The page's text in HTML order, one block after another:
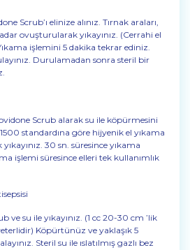
Scrub’ı elinize alınız. Tırnak araları,
ovuşturularak yıkayınız. (Cerrahi el
işlemini 5 dakika tekrar ediniz.
Durulamadan sonra steril bir
Scrub alarak su ile köpürmesini
standardına göre hijyenik el yıkama
30 sn. süresince yıkama
işlemi süresince elleri tek kullanımlık
ve su ile yıkayınız. (1 cc 20-30 cm ’lik
Köpürtünüz ve yaklaşık 5
Steril su ile ıslatılmış gazlı bez